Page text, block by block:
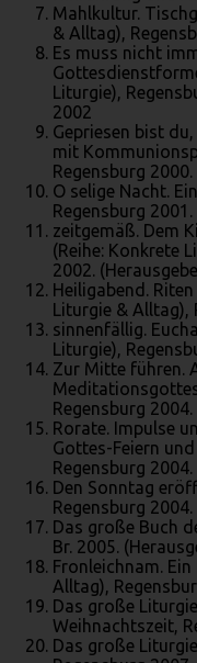
Mahlkultur.
& Alltag),
Es muss nicht
Liturgie),
2002
Gepriesen bist
mit
Regensburg
O selige Nacht.
Regensburg 2001.
zeitgemäß. Dem
(Reihe: Konkrete
2002.
Heiligabend.
Liturgie & Alltag),
sinnenfällig.
Liturgie),
Zur Mitte führen.
Regensburg
Rorate. Impulse
Gottes-Feiern
Regensburg
Den Sonntag
Regensburg 2004.
Das große Buch
Br. 2005.
Fronleichnam.
Alltag),
Das große
Weihnachtszeit,
Das große